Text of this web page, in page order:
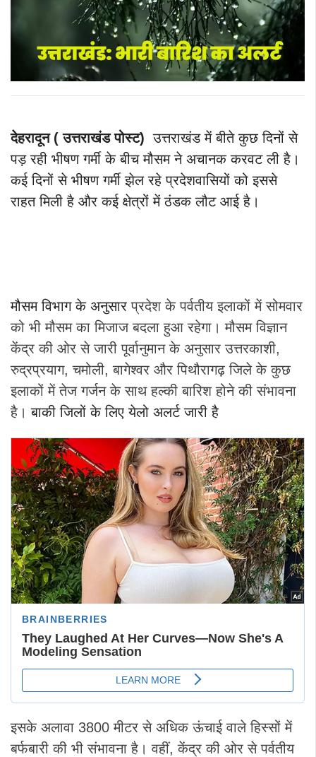
देहरादून ( उत्तराखंड पोस्ट) उत्तराखंड में बीते कुछ दिनों से
पड़ रही भीषण गर्मी के बीच मौसम ने अचानक करवट ली है।
कई दिनों से भीषण गर्मी झेल रहे प्रदेशवासियों को इससे
राहत मिली है और कई क्षेत्रों में ठंडक लौट आई है।
मौसम विभाग के अनुसारप्रदेश के पर्वतीय इलाकों में सोमवार
को भी मौसम का मिजाज बदला हुआ रहेगा। मौसम विज्ञान
केंद्र की ओर से जारी पूर्वानुमान के अनुसार उत्तरकाशी,
रुद्रप्रयाग, चमोली, बागेश्वर और पिथौरागढ़ जिले के कुछ
इलाकों में तेज गर्जन के साथ हल्की बारिश होने की संभावना
है।बाकी जिलों के लिए येलो अलर्ट जारी है
इसके अलावा 3800 मीटर से अधिक ऊंचाई वाले हिस्सों में
बर्फबारी की भी संभावना है। वहीं, केंद्र की ओर से पर्वतीय